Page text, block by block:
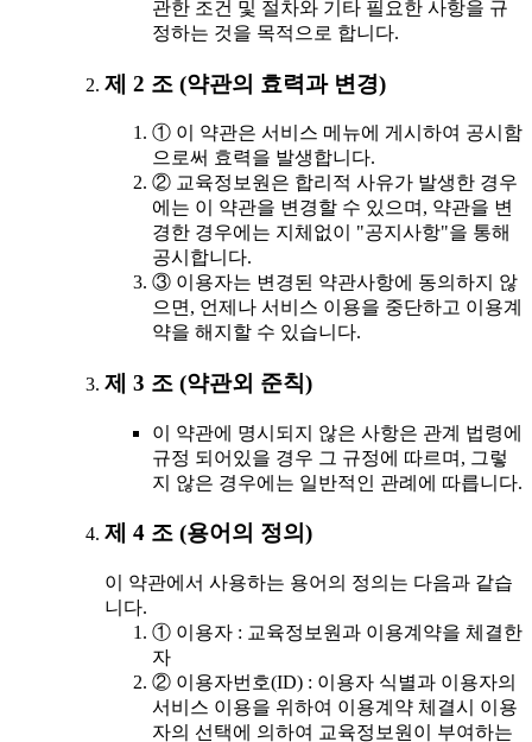
관한 조건 및 절차와 기타 필요한 사항을 규
정하는 것을 목적으로 합니다.
제 2 조 (약관의 효력과 변경)
① 이 약관은 서비스 메뉴에 게시하여 공시함
으로써 효력을 발생합니다.
② 교육정보원은 합리적 사유가 발생한 경우
에는 이 약관을 변경할 수 있으며, 약관을 변
경한 경우에는 지체없이 "공지사항"을 통해
공시합니다.
③ 이용자는 변경된 약관사항에 동의하지 않
으면, 언제나 서비스 이용을 중단하고 이용계
약을 해지할 수 있습니다.
제 3 조 (약관외 준칙)
이 약관에 명시되지 않은 사항은 관계 법령에
규정 되어있을 경우 그 규정에 따르며, 그렇
지 않은 경우에는 일반적인 관례에 따릅니다.
제 4 조 (용어의 정의)
이 약관에서 사용하는 용어의 정의는 다음과 같습
니다.
① 이용자 : 교육정보원과 이용계약을 체결한
자
② 이용자번호(ID) : 이용자 식별과 이용자의
서비스 이용을 위하여 이용계약 체결시 이용
자의 선택에 의하여 교육정보원이 부여하는